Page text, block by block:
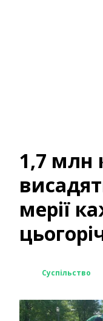
1,7 млн
мерії
Суспільство